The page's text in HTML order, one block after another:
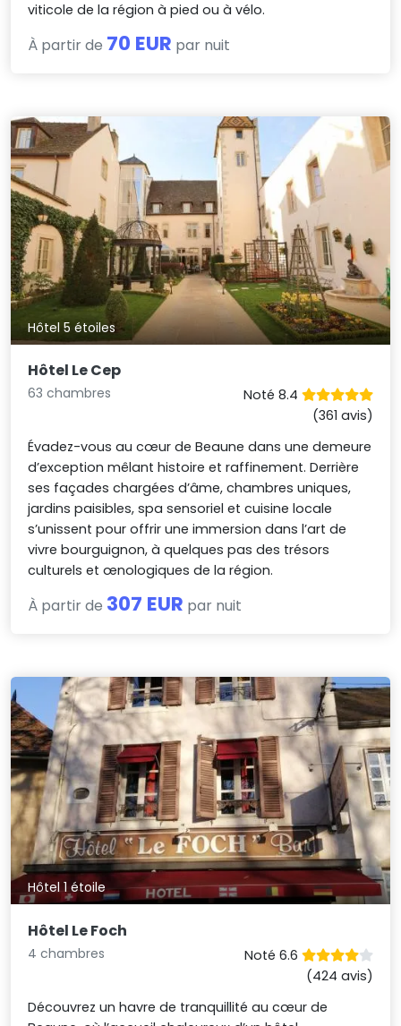
viticole de la région à pied ou à vélo.
À partir de 70 EUR par nuit
Hôtel 5 étoiles
Hôtel Le Cep
63 chambres
Noté 8.4
(361 avis)
Évadez-vous au cœur de Beaune dans une demeure
d’exception mêlant histoire et raffinement. Derrière
ses façades chargées d’âme, chambres uniques,
jardins paisibles, spa sensoriel et cuisine locale
s’unissent pour offrir une immersion dans l’art de
vivre bourguignon, à quelques pas des trésors
culturels et œnologiques de la région.
À partir de 307 EUR par nuit
Hôtel 1 étoile
Hôtel Le Foch
4 chambres
Noté 6.6
(424 avis)
Découvrez un havre de tranquillité au cœur de